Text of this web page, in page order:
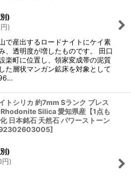
)
円)
で産出するロードナイトにケイ素
、透明度が増したものです。 田口
楽町に位置し、領家変成帯の泥質
た層状マンガン鉱床を対象として
トシリカ 約7mm Sランク ブレス
Silica 愛知県産【1点も
日本銘石 天然石 パワーストーン
]
)
円)